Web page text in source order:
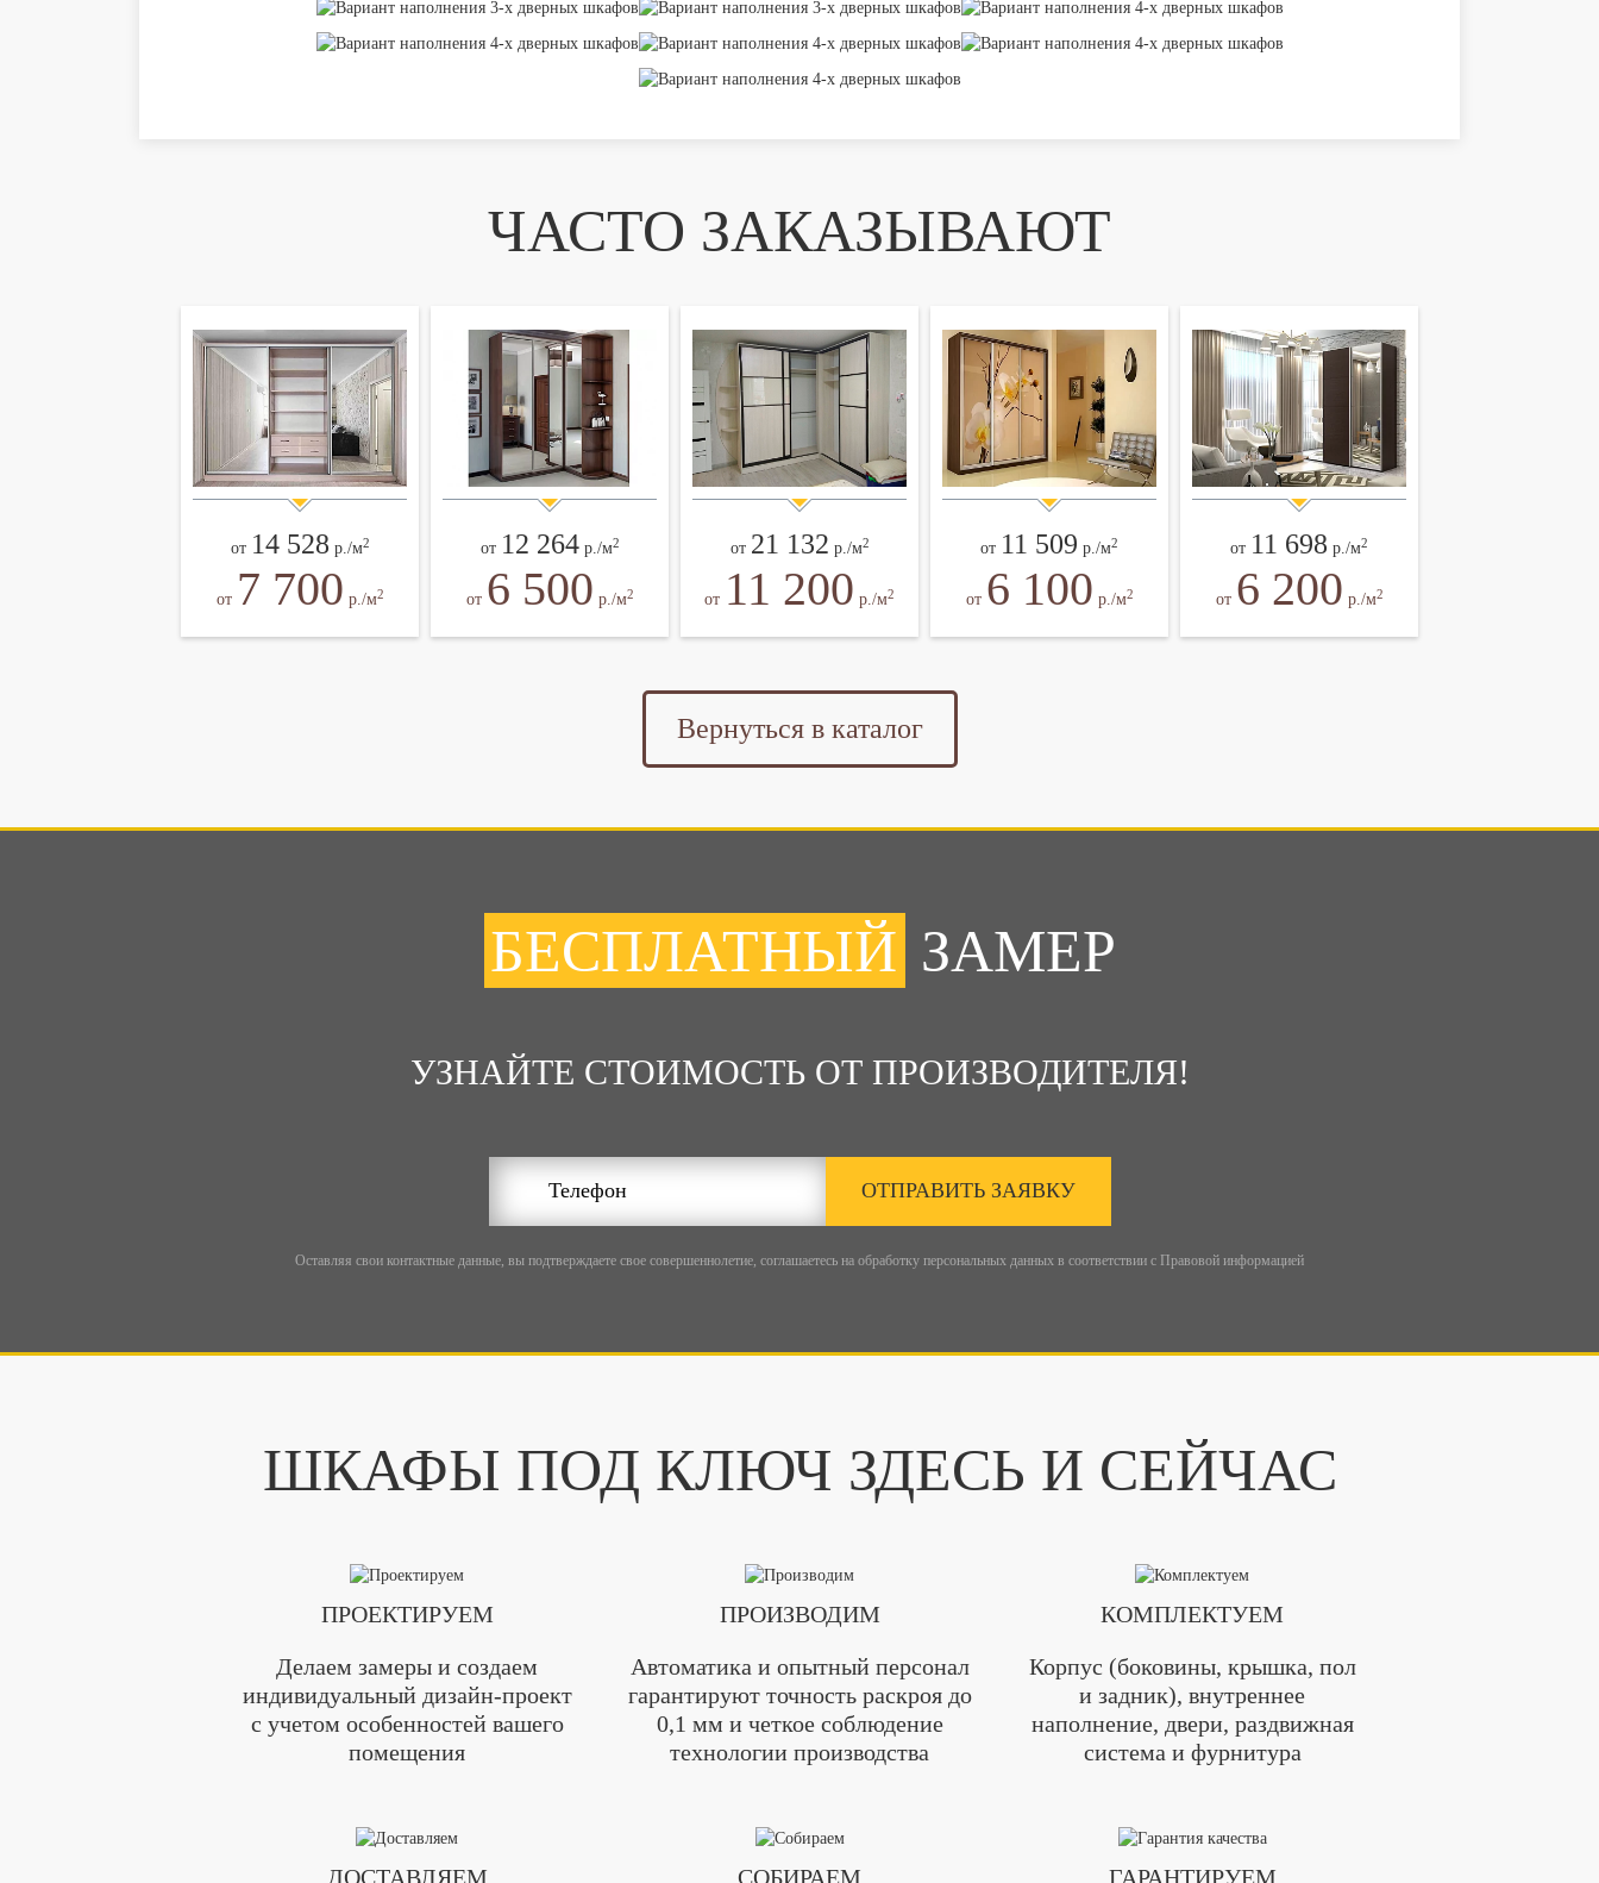
ЧАСТО ЗАКАЗЫВАЮТ
от 14 528 р./м2
от 7 700 р./м2
от 12 264р./м2
от 6 500 р./м2
от 21 132 р./м2
от 11 200 р./м2
от 11 509 р./м2
от 6 100 р./м2
от 11 698 р./м2
от 6 200 р./м2
Вернуться в каталог
БЕСПЛАТНЫЙ ЗАМЕР
УЗНАЙТЕ СТОИМОСТЬ ОТ ПРОИЗВОДИТЕЛЯ!
ОТПРАВИТЬ ЗАЯВКУ
Оставляя свои контактные данные, вы подтверждаете свое совершеннолетие, соглашаетесь на обработку персональных данных в соответствии с Правовой информацией
ШКАФЫ ПОД КЛЮЧ ЗДЕСЬ И СЕЙЧАС
ПРОЕКТИРУЕМ
Делаем замеры и создаем
индивидуальный дизайн-проект
с учетом особенностей вашего
помещения
ПРОИЗВОДИМ
Автоматика и опытный персонал
гарантируют точность раскроя до
0,1 мм и четкое соблюдение
технологии производства
КОМПЛЕКТУЕМ
Корпус (боковины, крышка, пол
и задник), внутреннее
наполнение, двери, раздвижная
система и фурнитура
ДОСТАВЛЯЕМ СОБИРАЕМ ГАРАНТИРУЕМ